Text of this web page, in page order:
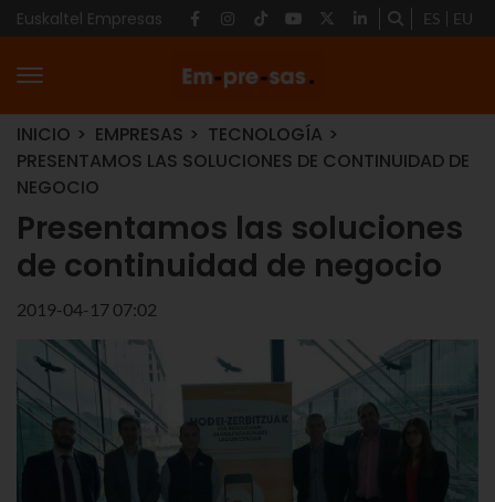
Euskaltel Empresas ES EU
INICIO EMPRESAS
TECNOLOGÍA
PRESENTAMOS LAS SOLUCIONES DE CONTINUIDAD DE
NEGOCIO
Presentamos las soluciones
de continuidad de negocio
2019-04-17 07:02